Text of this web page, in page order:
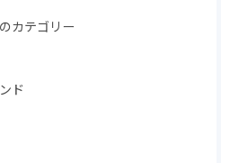
カテゴリー
ド